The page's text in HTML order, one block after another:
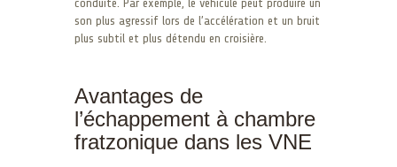
conduite. Par exemple, le véhicule peut produire un
son plus agressif lors de l’accélération et un bruit
plus subtil et plus détendu en croisière.
Avantages de
l’échappement à chambre
fratzonique dans les VNE